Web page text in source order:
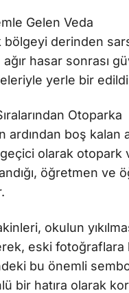
Gelen Veda
bölgeyi derinden
ağır hasar sonrası
yerle bir
Otoparka
ardından boş
geçici olarak
öğretmen
okulun
eski fotoğraflara
bu önemli
bir hatıra olarak